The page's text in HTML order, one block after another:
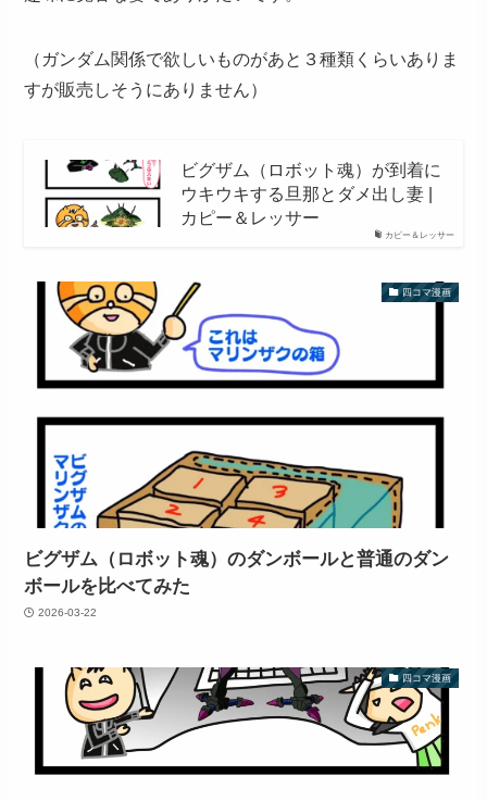
（ガンダム関係で欲しいものがあと３種類くらいありま
すが販売しそうにありません）
カピー＆レッサー
ビグザム（ロボット魂）が到着に
ウキウキする旦那とダメ出し妻 |
カピー＆レッサー
四コマ漫画
ビグザム（ロボット魂）のダンボールと普通のダン
ボールを比べてみた
2026-03-22
四コマ漫画